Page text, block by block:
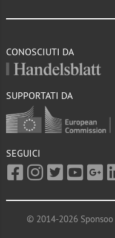
CONOSCIUTI DA
SUPPORTATI DA
SEGUICI
© 2014-2026